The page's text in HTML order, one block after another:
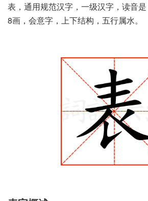
表，通用规范汉字，一级汉字，读音
8画，会意字，上下结构，五行属水。